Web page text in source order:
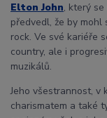
Elton John, který
předvedl, že by
rock. Ve své kariéře
country, ale i
muzikálů.
Jeho všestrannost, v
charismatem a také